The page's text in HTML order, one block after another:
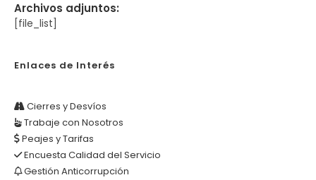
Archivos adjuntos:
[file_list]
Enlaces de Interés
Cierres y Desvíos
Trabaje con Nosotros
Peajes y Tarifas
Encuesta Calidad del Servicio
Gestión Anticorrupción